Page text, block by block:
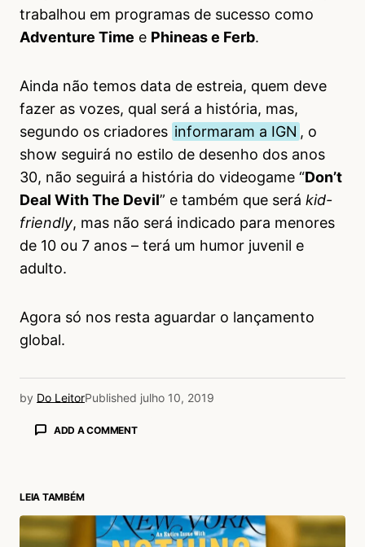
trabalhou em programas de sucesso como
Adventure Time e Phineas e Ferb.
Ainda não temos data de estreia, quem deve
fazer as vozes, qual será a história, mas,
segundo os criadores informaram a IGN , o
show seguirá no estilo de desenho dos anos
30, não seguirá a história do videogame “Don’t
Deal With The Devil” e também que será kid-
friendly, mas não será indicado para menores
de 10 ou 7 anos – terá um humor juvenil e
adulto.
Agora só nos resta aguardar o lançamento
global.
by Do LeitorPublished julho 10, 2019
ADD A COMMENT
LEIA TAMBÉM